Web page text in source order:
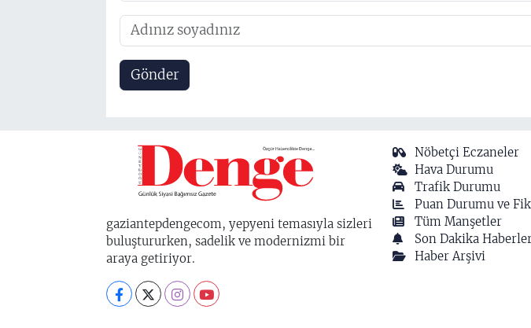
Gönder
gaziantepdengecom, yepyeni temasıyla sizleri
buluştururken, sadelik ve modernizmi bir
araya getiriyor.
Nöbetçi Eczaneler
Hava Durumu
Trafik Durumu
Puan Durumu ve
Tüm Manşetler
Son Dakika
Haber Arşivi